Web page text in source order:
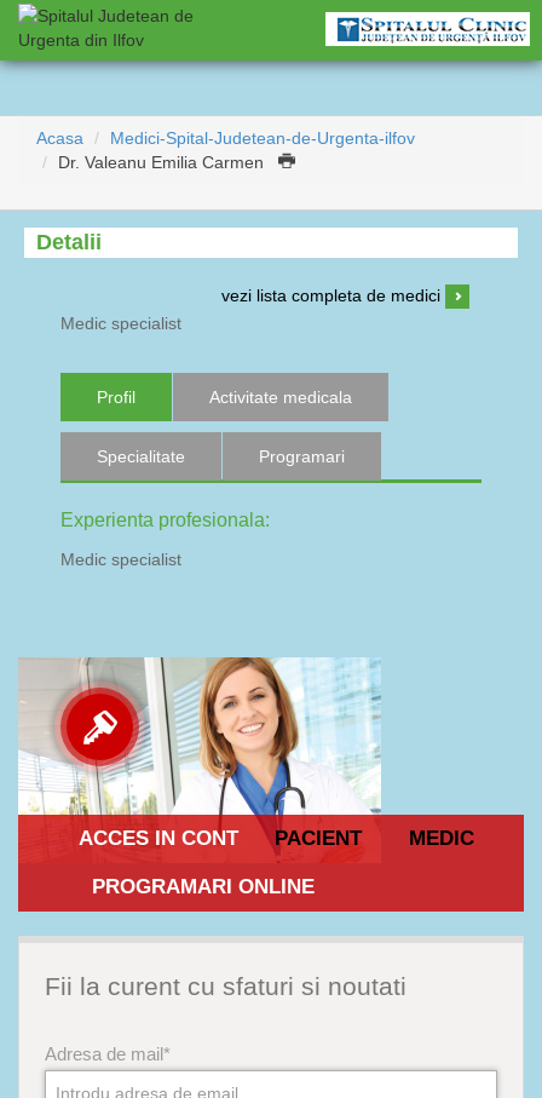
Acasa
Medici-Spital-Judetean-de-Urgenta-ilfov
Dr. Valeanu Emilia Carmen
Detalii
vezi lista completa de medici
Medic specialist
Profil Activitate medicala
Specialitate Programari
Experienta profesionala:
Medic specialist
ACCES IN CONT PACIENT MEDIC
PROGRAMARI ONLINE
Fii la curent cu sfaturi si noutati
Adresa de mail*